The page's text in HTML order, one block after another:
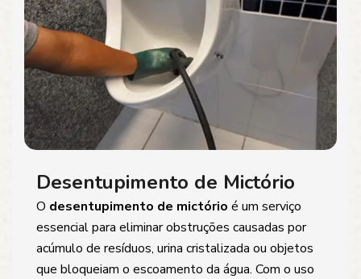
Desentupimento de Mictório
O desentupimento de mictório é um serviço
essencial para eliminar obstruções causadas por
acúmulo de resíduos, urina cristalizada ou objetos
que bloqueiam o escoamento da água. Com o uso